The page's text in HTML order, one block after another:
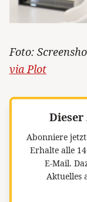
Foto:
via Plot
Abonniere
Erhalte alle
E-Mail.
Aktuelles